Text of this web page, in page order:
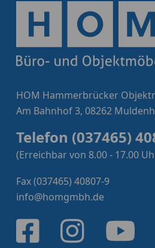
HOM Hammerbrücker
Am Bahnhof 3, 08262
Telefon (037465)
(Erreichbar von 8.00 - 17.00
Fax (037465) 40807-9
info@homgmbh.de